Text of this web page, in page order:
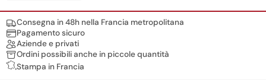
Nos engagements
Consegna in 48h nella Francia metropolitana
Pagamento sicuro
Aziende e privati
Ordini possibili anche in piccole quantità
Stampa in Francia